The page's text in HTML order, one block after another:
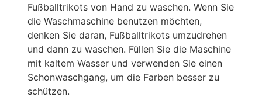
Fußballtrikots von Hand zu waschen. Wenn Sie
die Waschmaschine benutzen möchten,
denken Sie daran, Fußballtrikots umzudrehen
und dann zu waschen. Füllen Sie die Maschine
mit kaltem Wasser und verwenden Sie einen
Schonwaschgang, um die Farben besser zu
schützen.